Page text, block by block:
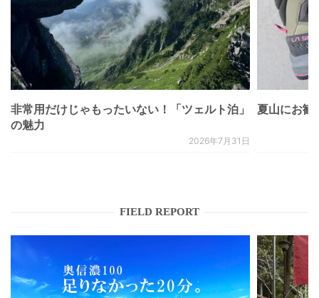
非常用だけじゃもったいない！「ツェルト泊」
の魅力
2026年7月31日
夏山にお
FIELD REPORT